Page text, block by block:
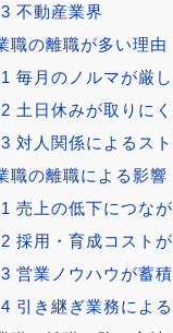
不動産業界
職の離職が多い理由
毎月のノルマが厳
土日休みが取りに
対人関係によるス
職の離職による影響
売上の低下につな
採用・育成コスト
営業ノウハウが蓄
引き継ぎ業務によ